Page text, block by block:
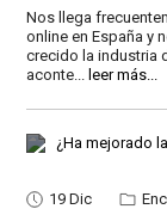
Nos llega
online en España y
crecido la industria
aconte... leer más...
19 Dic